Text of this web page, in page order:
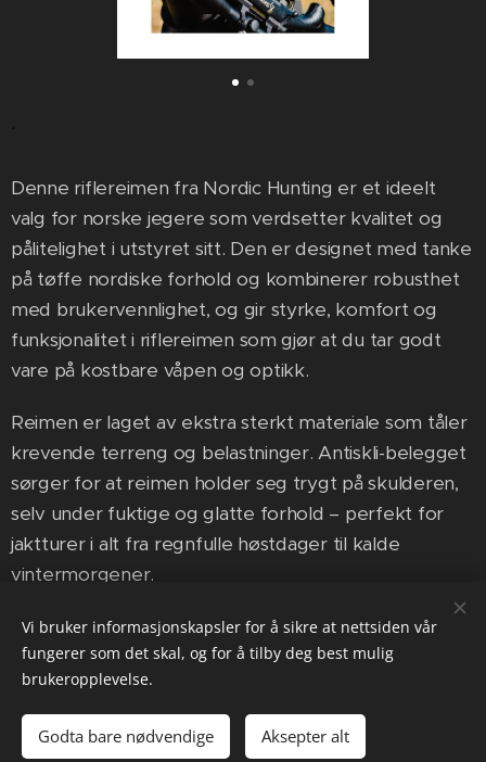
.
Denne riflereimen fra Nordic Hunting er et ideelt
valg for norske jegere som verdsetter kvalitet og
pålitelighet i utstyret sitt. Den er designet med tanke
på tøffe nordiske forhold og kombinerer robusthet
med brukervennlighet, og gir styrke, komfort og
funksjonalitet i riflereimen som gjør at du tar godt
vare på kostbare våpen og optikk.
Reimen er laget av ekstra sterkt materiale som tåler
krevende terreng og belastninger. Antiskli-belegget
sørger for at reimen holder seg trygt på skulderen,
selv under fuktige og glatte forhold – perfekt for
jaktturer i alt fra regnfulle høstdager til kalde
vintermorgener.
Til tross for sin imponerende holdbarhet, er
riflereimen lett i vekt, noe som gjør den komfortabel
å bruke over lengre tid. Polstringen gir ekstra
komfort, slik at du kan bære riflen uten å føle
ubehag. De medfølgende quick-release svivlene
Vi bruker informasjonskapsler for å sikre at nettsiden vår
fungerer som det skal, og for å tilby deg best mulig
brukeropplevelse.
Godta bare nødvendige Aksepter alt